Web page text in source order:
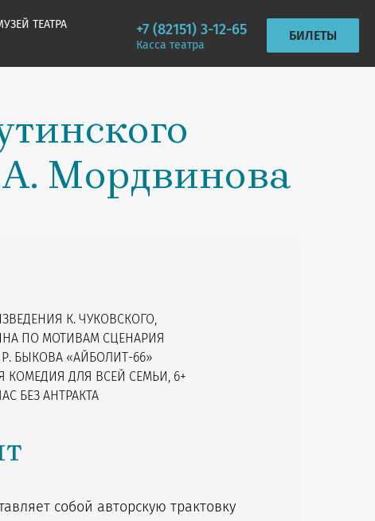
ТЕАТРА
+7 (82151) 3-12-65
Касса театра
БИЛЕТЫ
Мордвинова
К. ЧУКОВСКОГО,
ПО МОТИВАМ СЦЕНАРИЯ
БЫКОВА «АЙБОЛИТ-66»
КОМЕДИЯ ДЛЯ ВСЕЙ СЕМЬИ, 6+
БЕЗ АНТРАКТА
собой авторскую трактовку